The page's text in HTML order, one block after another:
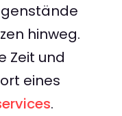
hinweg.
Zeit und
eines
.